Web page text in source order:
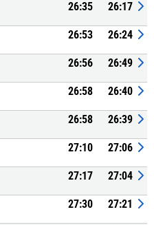
26:35 26:17
26:53 26:24
26:56 26:49
26:58 26:40
26:58 26:39
27:10 27:06
27:17 27:04
27:30 27:21